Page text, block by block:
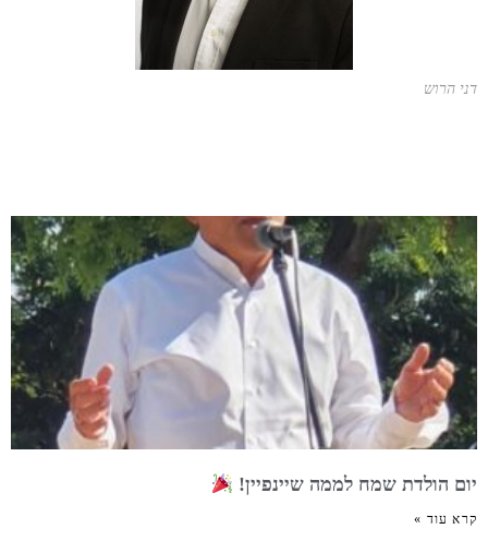
דני הרוש
יום הולדת שמח לממה שיינפיין!
קרא עוד »